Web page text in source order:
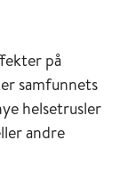
på
samfunnets
helsetrusler
andre